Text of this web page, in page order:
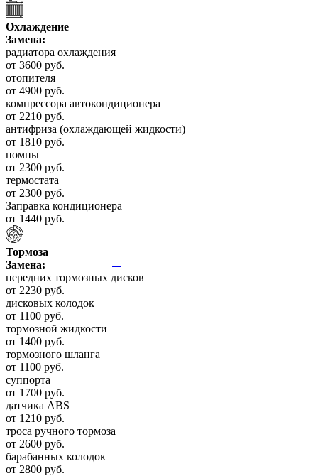
Охлаждение
Замена:
радиатора охлаждения
от 3600 руб.
отопителя
от 4900 руб.
компрессора автокондиционера
от 2210 руб.
антифриза (охлаждающей жидкости)
от 1810 руб.
помпы
от 2300 руб.
термостата
от 2300 руб.
Заправка кондиционера
от 1440 руб.
Тормоза
Замена:
передних тормозных дисков
от 2230 руб.
дисковых колодок
от 1100 руб.
тормозной жидкости
от 1400 руб.
тормозного шланга
от 1100 руб.
суппорта
от 1700 руб.
датчика ABS
от 1210 руб.
троса ручного тормоза
от 2600 руб.
барабанных колодок
от 2800 руб.